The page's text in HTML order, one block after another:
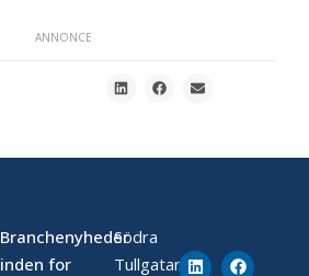
ANNONCE
Branchenyheder
inden for
Södra
Tullgatan